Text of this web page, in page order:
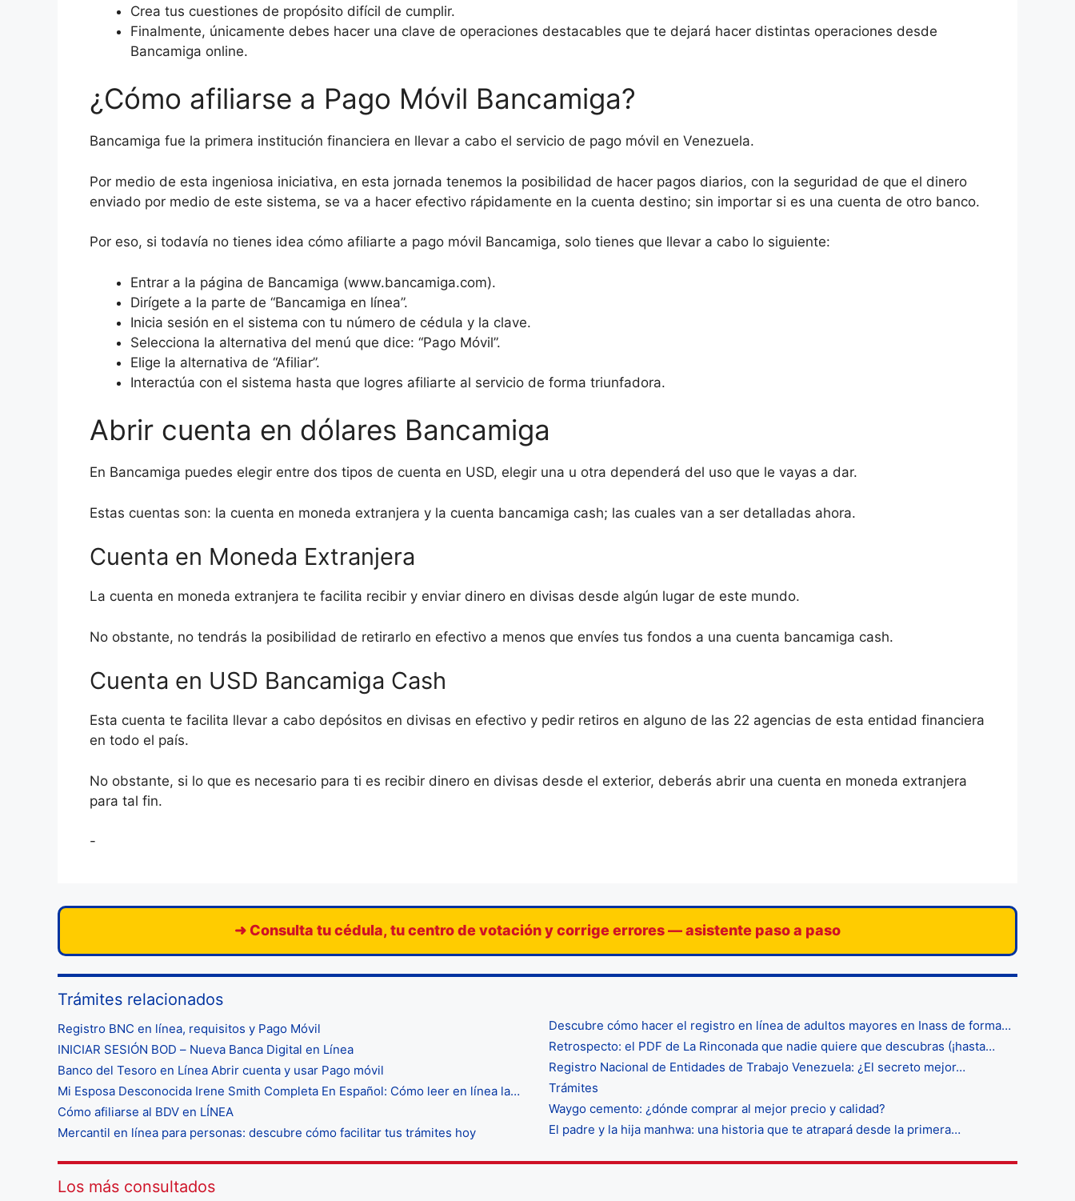
Crea tus cuestiones de propósito difícil de cumplir.
Finalmente, únicamente debes hacer una clave de operaciones destacables que te dejará hacer distintas operaciones desde
Bancamiga online.
¿Cómo afiliarse a Pago Móvil Bancamiga?
Bancamiga fue la primera institución financiera en llevar a cabo el servicio de pago móvil en Venezuela.
Por medio de esta ingeniosa iniciativa, en esta jornada tenemos la posibilidad de hacer pagos diarios, con la seguridad de que el dinero
enviado por medio de este sistema, se va a hacer efectivo rápidamente en la cuenta destino; sin importar si es una cuenta de otro banco.
Por eso, si todavía no tienes idea cómo afiliarte a pago móvil Bancamiga, solo tienes que llevar a cabo lo siguiente:
Entrar a la página de Bancamiga (www.bancamiga.com).
Dirígete a la parte de “Bancamiga en línea”.
Inicia sesión en el sistema con tu número de cédula y la clave.
Selecciona la alternativa del menú que dice: “Pago Móvil”.
Elige la alternativa de “Afiliar”.
Interactúa con el sistema hasta que logres afiliarte al servicio de forma triunfadora.
Abrir cuenta en dólares Bancamiga
En Bancamiga puedes elegir entre dos tipos de cuenta en USD, elegir una u otra dependerá del uso que le vayas a dar.
Estas cuentas son: la cuenta en moneda extranjera y la cuenta bancamiga cash; las cuales van a ser detalladas ahora.
Cuenta en Moneda Extranjera
La cuenta en moneda extranjera te facilita recibir y enviar dinero en divisas desde algún lugar de este mundo.
No obstante, no tendrás la posibilidad de retirarlo en efectivo a menos que envíes tus fondos a una cuenta bancamiga cash.
Cuenta en USD Bancamiga Cash
Esta cuenta te facilita llevar a cabo depósitos en divisas en efectivo y pedir retiros en alguno de las 22 agencias de esta entidad financiera
en todo el país.
No obstante, si lo que es necesario para ti es recibir dinero en divisas desde el exterior, deberás abrir una cuenta en moneda extranjera
para tal fin.
-
➜ Consulta tu cédula, tu centro de votación y corrige errores — asistente paso a paso
Trámites relacionados
Registro BNC en línea, requisitos y Pago Móvil
INICIAR SESIÓN BOD – Nueva Banca Digital en Línea
Banco del Tesoro en Línea Abrir cuenta y usar Pago móvil
Mi Esposa Desconocida Irene Smith Completa En Español: Cómo leer en línea la…
Cómo afiliarse al BDV en LÍNEA
Mercantil en línea para personas: descubre cómo facilitar tus trámites hoy
Descubre cómo hacer el registro en línea de adultos mayores en Inass de forma…
Retrospecto: el PDF de La Rinconada que nadie quiere que descubras (¡hasta…
Registro Nacional de Entidades de Trabajo Venezuela: ¿El secreto mejor…
Trámites
Waygo cemento: ¿dónde comprar al mejor precio y calidad?
El padre y la hija manhwa: una historia que te atrapará desde la primera…
Los más consultados